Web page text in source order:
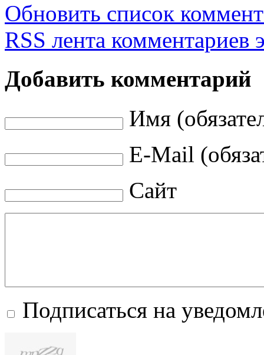
Обновить список
RSS лента комментариев
Добавить комментарий
Имя
E-Mail
Сайт
Подписаться на